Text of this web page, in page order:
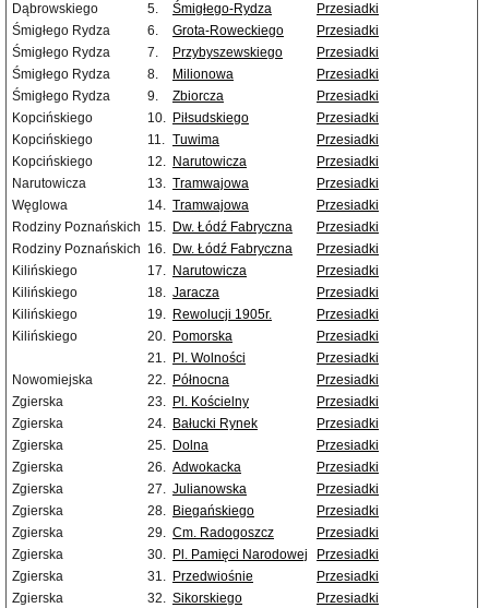
Dąbrowskiego
5. Śmigłego-Rydza
Przesiadki
Śmigłego Rydza
6. Grota-Roweckiego
Przesiadki
Śmigłego Rydza
7. Przybyszewskiego
Przesiadki
Śmigłego Rydza
8. Milionowa
Przesiadki
Śmigłego Rydza
9. Zbiorcza
Przesiadki
Kopcińskiego
10. Piłsudskiego
Przesiadki
Kopcińskiego
11. Tuwima
Przesiadki
Kopcińskiego
12. Narutowicza
Przesiadki
Narutowicza
13. Tramwajowa
Przesiadki
Węglowa
14. Tramwajowa
Przesiadki
Rodziny Poznańskich 15. Dw. Łódź Fabryczna
Przesiadki
Rodziny Poznańskich 16. Dw. Łódź Fabryczna
Przesiadki
Kilińskiego
17. Narutowicza
Przesiadki
Kilińskiego
18. Jaracza
Przesiadki
Kilińskiego
19. Rewolucji 1905r.
Przesiadki
Kilińskiego
20. Pomorska
Przesiadki
21. Pl. Wolności
Przesiadki
Nowomiejska
22. Północna
Przesiadki
Zgierska
23. Pl. Kościelny
Przesiadki
Zgierska
24. Bałucki Rynek
Przesiadki
Zgierska
25. Dolna
Przesiadki
Zgierska
26. Adwokacka
Przesiadki
Zgierska
27. Julianowska
Przesiadki
Zgierska
28. Biegańskiego
Przesiadki
Zgierska
29. Cm. Radogoszcz
Przesiadki
Zgierska
30. Pl. Pamięci Narodowej
Przesiadki
Zgierska
31. Przedwiośnie
Przesiadki
Zgierska
32. Sikorskiego
Przesiadki